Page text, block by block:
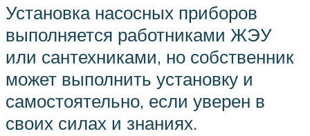
Установка насосных приборов
выполняется работниками ЖЭУ
или сантехниками, но собственник
может выполнить установку и
самостоятельно, если уверен в
своих силах и знаниях.